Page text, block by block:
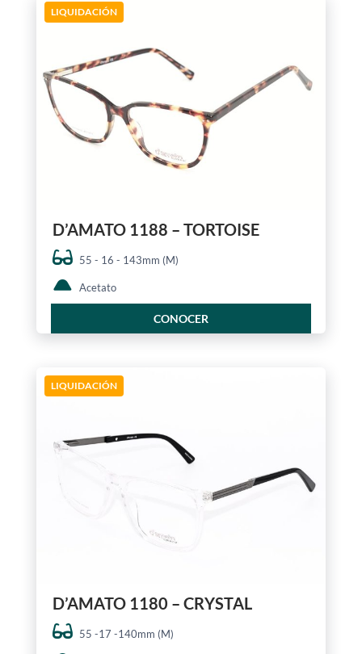
LIQUIDACIÓN
D’AMATO 1188 – TORTOISE
55 - 16 - 143mm (M)
Acetato
CONOCER
LIQUIDACIÓN
D’AMATO 1180 – CRYSTAL
55 -17 -140mm (M)